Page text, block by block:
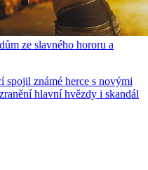
ze slavného hororu a
spojil známé herce s novými
hlavní hvězdy i skandál